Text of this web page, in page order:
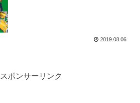
2019.08.06
スポンサーリンク